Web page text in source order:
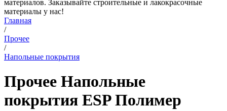
материалов. Заказывайте строительные и лакокрасочные
материалы у нас!
Главная
/
Прочее
/
Напольные покрытия
Прочее Напольные
покрытия ESP Полимер